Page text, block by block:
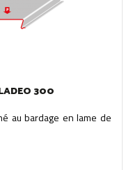
300
au bardage en lame de